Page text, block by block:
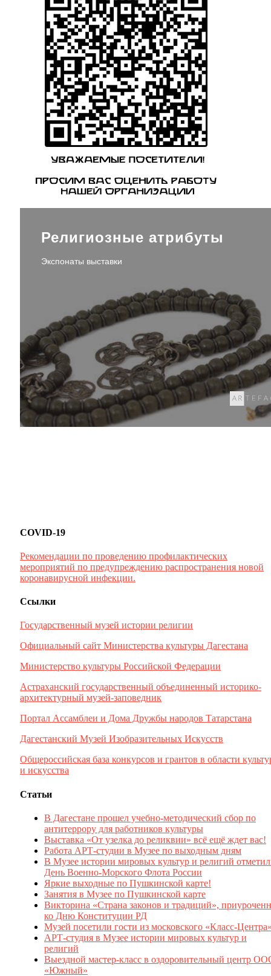
Религиозные атрибуты
Экспонаты выставки
COVID-19
Рекомендации по проведению профилактических
мероприятий по предупреждению распространения новой
коронавирусной инфекции.
Ссылки
Государственный музей истории религии
Официальный сайт Министерства культуры Дагестана
Министерство культуры Российской Федерации
Астраханский государственный объединенный историко-
архитектурный музей-заповедник
Портал Ассамблеи и Дома Дружбы народов Татарстана
Дагестанский Музей Изобразительных Искусств
Общероссийская база конкурсов и грантов в области
и искусства
Статьи
В Дагестане прошел учебно-методический сбор по
антитеррору для работников культуры
Выставка «От узелка до реликвии» всё ещё ждет вас!
Работа АРТ-студии в Музее по выходным дням
В Музее истории мировых культур и религий
День Военно-Морского Флота России
Яркие выходные по Пушкинской карте!
Занятия в Музее по Пушкинской карте
Викторина «Страна законов и традиций»,
ко Дню Конституции РД
Музей посетили гости из московского «Класс-
АРТ-студия в Музее истории мировых культур и
религий
Выездной мастер-класс в оздоровительный центр
«Южный»